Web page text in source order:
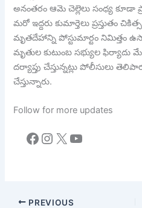
అనంతరం ఆమె చెల్లెలు సంధ్య
మరో ఇద్దరు కుమార్తెలు ప్రస్తుతం
మృతదేహాన్ని పోస్టుమార్టం నిమిత్తం
మృతుల కుటుంబ సభ్యుల ఫిర్యాదు
దర్యాప్తు చేస్తున్నట్లు పోలీసులు
చేస్తున్నారు.
Follow for more updates
Facebook
Instagram
X YouTube
PREVIOUS